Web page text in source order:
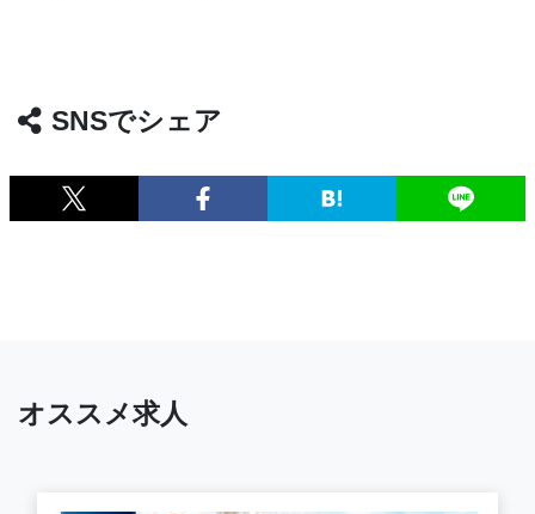
SNSでシェア
オススメ求人